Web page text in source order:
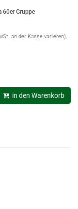
60er Gruppe
an der Kasse variieren),
in den Warenkorb